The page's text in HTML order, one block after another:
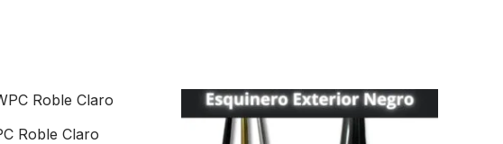
Roble Claro